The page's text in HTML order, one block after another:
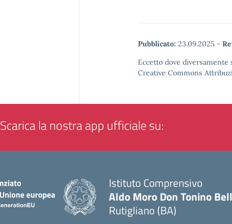
Pubblicato: 23.09.2025 -
Eccetto dove
Creative Commons
Scarica la nostra app ufficiale su:
Istituto Comprensivo
Aldo Moro Don Tonino
Rutigliano (BA)